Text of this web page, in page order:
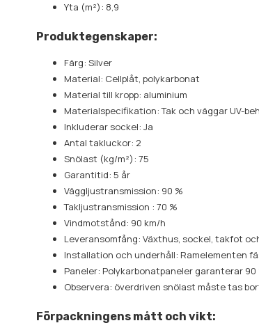
Yta (m²): 8,9
Produktegenskaper:
Färg: Silver
Material: Cellplåt, polykarbonat
Material till kropp: aluminium
Materialspecifikation: Tak och väggar UV-
Inkluderar sockel: Ja
Antal takluckor: 2
Snölast (kg/m²): 75
Garantitid: 5 år
Väggljustransmission: 90 %
Takljustransmission : 70 %
Vindmotstånd: 90 km/h
Leveransomfång: Växthus, sockel, takfot
Installation och underhåll: Ramelementen
Paneler: Polykarbonatpaneler garanterar
Observera: överdriven snölast måste tas
Förpackningens mått och vikt: